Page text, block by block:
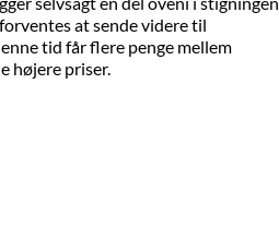
at sende videre til
tid får flere penge mellem
højere priser.